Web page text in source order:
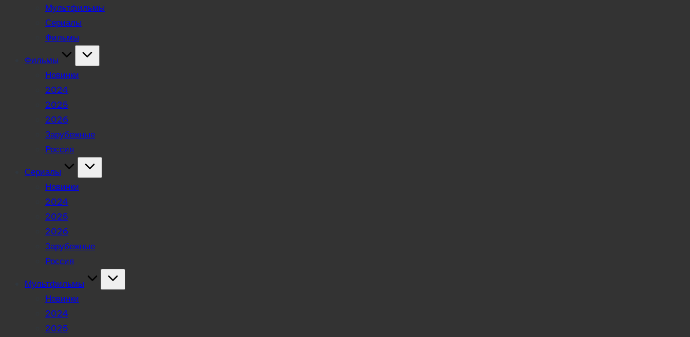
Мультфильмы
Сериалы
Фильмы
Фильмы
Новинки
2024
2025
2026
Зарубежные
Россия
Сериалы
Новинки
2024
2025
2026
Зарубежные
Россия
Мультфильмы
Новинки
2024
2025